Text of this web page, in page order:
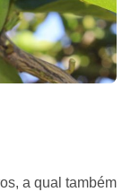
a qual também